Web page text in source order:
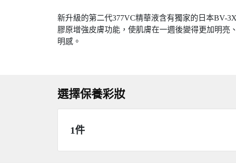
新升級的第二代377VC精華液含有獨家的日本BV-
膠原增強皮膚功能，使肌膚在一週後變得更加明
明感。
選擇保養彩妝
1件